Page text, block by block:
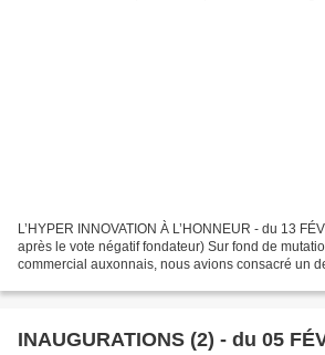
L’HYPER INNOVATION À L’HONNEUR - du 13
après le vote négatif fondateur) Sur fond de
commercial auxonnais, nous avions consacré un
INAUGURATIONS (2) - du 05